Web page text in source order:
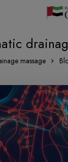
massage